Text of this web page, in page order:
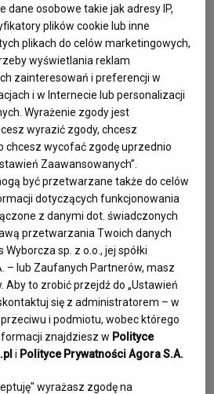
i Syn. Kochający bezgranicznie
Zięć i Teść, Człowiek
choroba zaskoczyła Ciebie i nas
zdrowia, nigdy się nie żaliłeś.
odzyskasz siły... JEDNAK zgasłeś w
trudno mówić o Tobie -byłeś...
i marzeń... Nie byliśmy gotowi na
śmierć przyszła cicho i
Nam jeszcze jedno życie w tak
wyobrazić, że Ciebie już nie ma.
się nie spotkamy, nie ujrzymy
Już nigdy nie zadzwonisz, nie
dziękujemy za to, że byłeś ❤
dane osobowe takie jak adresy IP,
plików cookie lub inne
plikach do celów marketingowych,
wyświetlania reklam
zainteresowań i preferencji w
i w Internecie lub personalizacji
Wyrażenie zgody jest
wyrazić zgody, chcesz
chcesz wycofać zgodę uprzednio
Zaawansowanych”.
być przetwarzane także do celów
dotyczących funkcjonowania
z danymi dot. świadczonych
przetwarzania Twoich danych
sp. z o.o., jej spółki
– lub Zaufanych Partnerów, masz
Aby to zrobić przejdź do „Ustawień
się z administratorem – w
i podmiotu, wobec którego
znajdziesz w Polityce
i Polityce Prywatności Agora S.A.
wyrażasz zgodę na